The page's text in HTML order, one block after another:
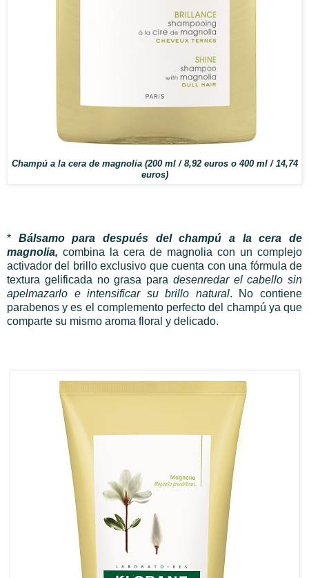
Champú a la cera de magnolia (200 ml / 8,92 euros o 400 ml / 14,74
euros)
* Bálsamo para después del champú a la cera de
magnolia, combina la cera de magnolia con un complejo
activador del brillo exclusivo que cuenta con una fórmula de
textura gelificada no grasa para desenredar el cabello sin
apelmazarlo e intensificar su brillo natural. No contiene
parabenos y es el complemento perfecto del champú ya que
comparte su mismo aroma floral y delicado.